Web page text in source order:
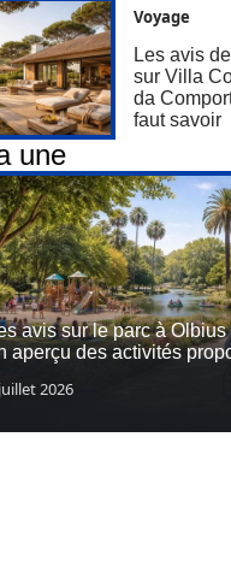
Voyage
Les avis
sur Villa
da
faut savoir
une
avis sur le parc à
aperçu des activités
2026